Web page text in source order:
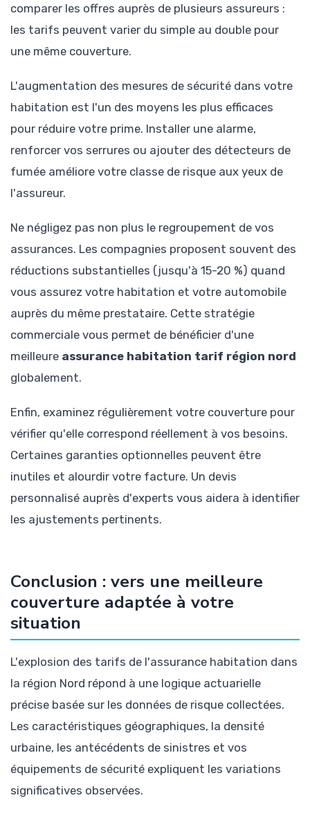
comparer les offres auprès de plusieurs assureurs :
les tarifs peuvent varier du simple au double pour
une même couverture.
L'augmentation des mesures de sécurité dans votre
habitation est l'un des moyens les plus efficaces
pour réduire votre prime. Installer une alarme,
renforcer vos serrures ou ajouter des détecteurs de
fumée améliore votre classe de risque aux yeux de
l'assureur.
Ne négligez pas non plus le regroupement de vos
assurances. Les compagnies proposent souvent des
réductions substantielles (jusqu'à 15-20 %) quand
vous assurez votre habitation et votre automobile
auprès du même prestataire. Cette stratégie
commerciale vous permet de bénéficier d'une
meilleure assurance habitation tarif région nord
globalement.
Enfin, examinez régulièrement votre couverture pour
vérifier qu'elle correspond réellement à vos besoins.
Certaines garanties optionnelles peuvent être
inutiles et alourdir votre facture. Un devis
personnalisé auprès d'experts vous aidera à identifier
les ajustements pertinents.
Conclusion : vers une meilleure
couverture adaptée à votre
situation
L'explosion des tarifs de l'assurance habitation dans
la région Nord répond à une logique actuarielle
précise basée sur les données de risque collectées.
Les caractéristiques géographiques, la densité
urbaine, les antécédents de sinistres et vos
équipements de sécurité expliquent les variations
significatives observées.